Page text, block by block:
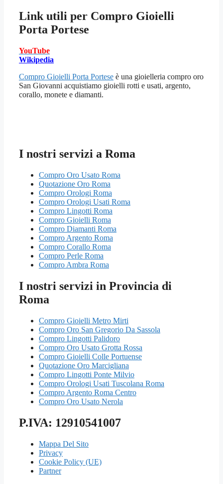
Link utili per Compro Gioielli
Porta Portese
YouTube
Wikipedia
Compro Gioielli Porta Portese è una gioielleria compro oro
San Giovanni acquistiamo gioielli rotti e usati, argento,
corallo, monete e diamanti.
I nostri servizi a Roma
Compro Oro Usato Roma
Quotazione Oro Roma
Compro Orologi Roma
Compro Orologi Usati Roma
Compro Lingotti Roma
Compro Gioielli Roma
Compro Diamanti Roma
Compro Argento Roma
Compro Corallo Roma
Compro Perle Roma
Compro Ambra Roma
I nostri servizi in Provincia di
Roma
Compro Gioielli Metro Mirti
Compro Oro San Gregorio Da Sassola
Compro Lingotti Palidoro
Compro Oro Usato Grotta Rossa
Compro Gioielli Colle Portuense
Quotazione Oro Marcigliana
Compro Lingotti Ponte Milvio
Compro Orologi Usati Tuscolana Roma
Compro Argento Roma Centro
Compro Oro Usato Nerola
P.IVA: 12910541007
Mappa Del Sito
Privacy
Cookie Policy (UE)
Partner